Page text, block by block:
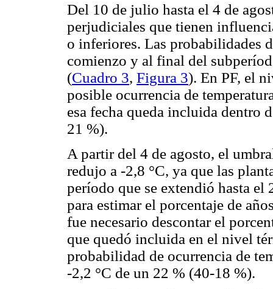
Del 10 de julio hasta el 4 de
perjudiciales que tienen
o inferiores. Las probabilidades
comienzo y al final del
(Cuadro 3, Figura 3). En PF, el
posible ocurrencia de
esa fecha queda incluida dentro
21 %).
A partir del 4 de agosto, el
redujo a -2,8 °C, ya que las
período que se extendió hasta el
para estimar el porcentaje de
fue necesario descontar el
que quedó incluida en el nivel
probabilidad de ocurrencia de
-2,2 °C de un 22 % (40-18 %).